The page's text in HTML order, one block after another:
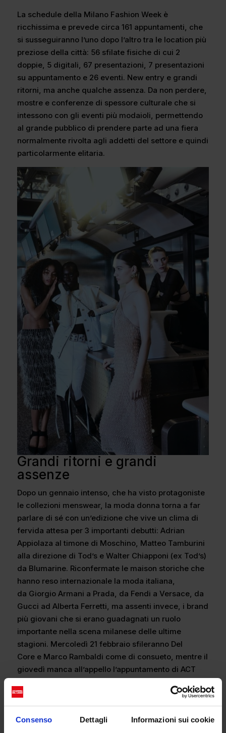
Consenso Dettagli Informazioni sui cookie
La schedule della Milano Fashion Week è
ricchissima e prevede circa 161 appuntamenti, che
si susseguiranno l’uno dopo l’altro tra le location più
preziose della città: 56 sfilate fisiche di cui 2
doppie, 5 digitali, 67 presentazioni, 7 presentazioni
su appuntamento e 26 eventi. New entry e grandi
ritorni, ma anche qualche assenza. Da non perdere,
mostre e conferenze di spessore culturale che si
intessono con gli eventi più modaioli, permettendo
al grande pubblico di prendere parte ad una fiera
normalmente rivolta agli addetti del settore e quindi
particolarmente elitaria.
Grandi ritorni e grandi
assenze
Dopo un gennaio intenso, che ha visto protagoniste
le collezioni menswear, la moda donna torna a far
parlare di sé con un’edizione che vive un clima di
fervida attesa per 3 importanti debutti: Adrian
Appiolaza al timone di Moschino, Matteo Tamburini
alla direzione di Tod’s e Walter Chiapponi (ex Tod’s)
da Blumarine. Riconfermate le maison storiche che
hanno reso internazionale la moda italiana,
da Giorgio Armani a Prada, da Fendi a Versace, da
Gucci ad Alberta Ferretti, ma assenti invece, i brand
più giovani che si erano guadagnati un ruolo
importante nella scena milanese delle ultime
stagioni. Mercoledì 21 febbraio sfileranno Del
Core e Marco Rambaldi come di consueto, mentre il
giovedì manca all’appello l’appuntamento di ACT
come venerdì 23 lascia un vuoto nella
programmazione Cormio.
La Milano Fashion Week 2024 vedrà il grande